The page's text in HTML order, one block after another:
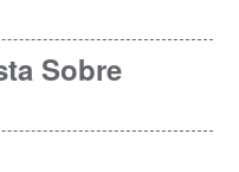
Sobre